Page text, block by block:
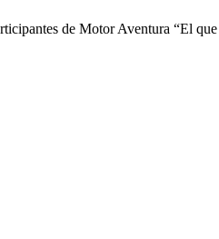
de Motor Aventura “El